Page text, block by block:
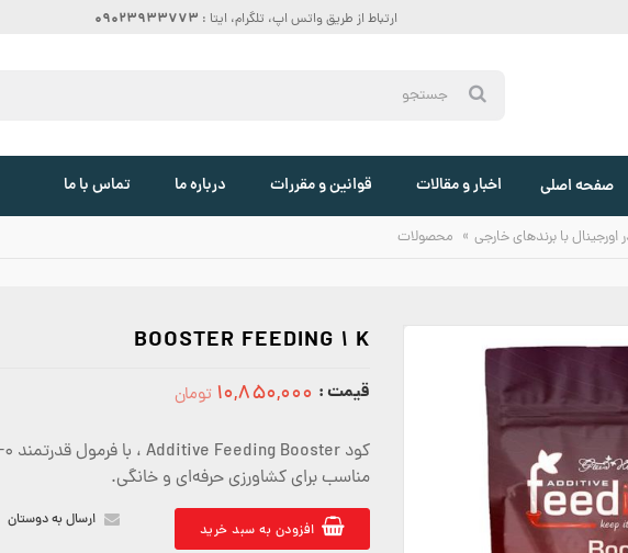
ارتباط از طریق واتس اپ، تلگرام، ایتا : 09023933773
صفحه اصلی اخبار و مقالات قوانین و مقررات درباره ما تماس با ما
با برندهای خارجی » محصولات
BOOSTER FEEDING 1 K
قیمت : ۱۰,۸۵۰,۰۰۰ تومان
مناسب برای کشاورزی حرفه‌ای و خانگی.
افزودن به سبد خرید
ارسال به دوستان